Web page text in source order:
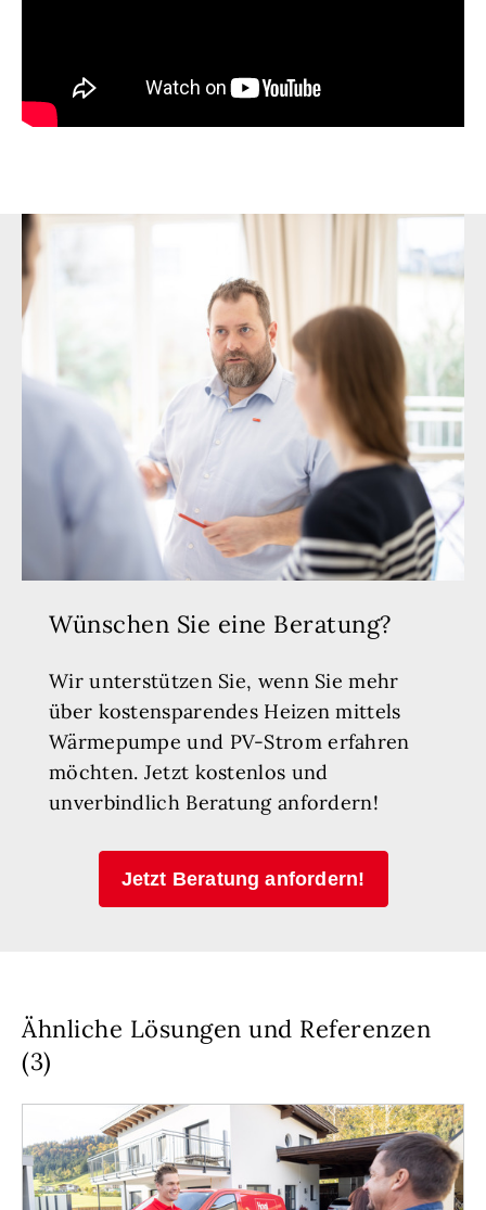
Wünschen Sie eine Beratung?
Wir unterstützen Sie, wenn Sie mehr
über kostensparendes Heizen mittels
Wärmepumpe und PV-Strom erfahren
möchten. Jetzt kostenlos und
unverbindlich Beratung anfordern!
Jetzt Beratung anfordern!
Ähnliche Lösungen und Referenzen
(3)